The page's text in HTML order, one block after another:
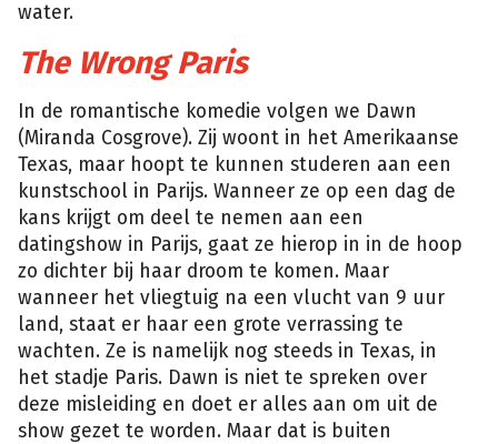
water.
The Wrong Paris
In de romantische komedie volgen we Dawn
(Miranda Cosgrove). Zij woont in het Amerikaanse
Texas, maar hoopt te kunnen studeren aan een
kunstschool in Parijs. Wanneer ze op een dag de
kans krijgt om deel te nemen aan een
datingshow in Parijs, gaat ze hierop in in de hoop
zo dichter bij haar droom te komen. Maar
wanneer het vliegtuig na een vlucht van 9 uur
land, staat er haar een grote verrassing te
wachten. Ze is namelijk nog steeds in Texas, in
het stadje Paris. Dawn is niet te spreken over
deze misleiding en doet er alles aan om uit de
show gezet te worden. Maar dat is buiten